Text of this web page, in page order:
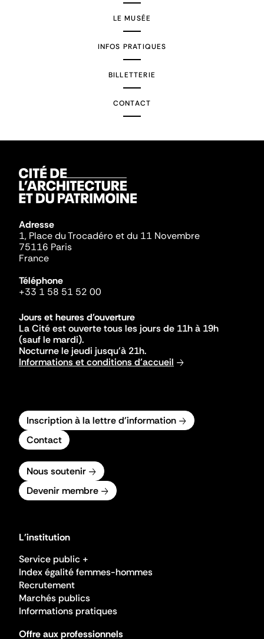
LE MUSÉE
INFOS PRATIQUES
BILLETTERIE
CONTACT
Adresse
1, Place du Trocadéro et du 11 Novembre
75116 Paris
France
Téléphone
+33 1 58 51 52 00
Jours et heures d'ouverture
La Cité est ouverte tous les jours de 11h à 19h
(sauf le mardi).
Nocturne le jeudi jusqu'à 21h.
Informations et conditions d'accueil
Inscription à la lettre d'information
Contact
Nous soutenir
Devenir membre
L'institution
Service public +
Index égalité femmes-hommes
Recrutement
Marchés publics
Informations pratiques
Offre aux professionnels